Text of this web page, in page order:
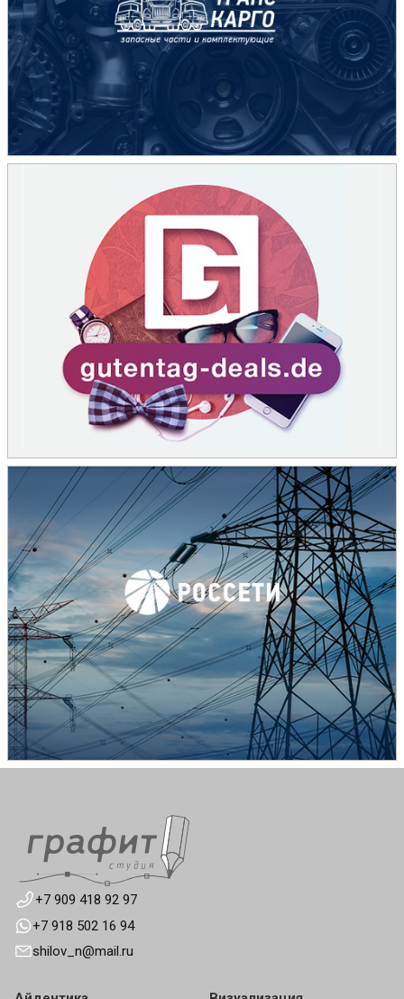
+7 909 418 92 97
+7 918 502 16 94
shilov_n@mail.ru